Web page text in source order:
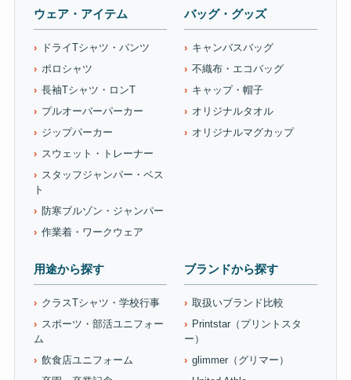
ウェア・アイテム
ドライTシャツ・パンツ
ポロシャツ
長袖Tシャツ・ロンT
プルオーバーパーカー
ジップパーカー
スウェット・トレーナー
スタッフジャンパー・ベス
ト
防寒ブルゾン・ジャンパー
作業着・ワークウェア
バッグ・グッズ
キャンバスバッグ
不織布・エコバッグ
キャップ・帽子
オリジナルタオル
オリジナルマグカップ
用途から探す
クラスTシャツ・学校行事
スポーツ・部活ユニフォー
ム
飲食店ユニフォーム
ブランドから探す
取扱いブランド比較
Printstar（プリントスタ
ー）
glimmer（グリマー）